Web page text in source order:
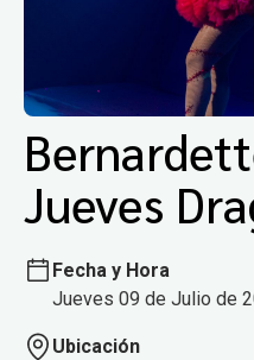
Jueves
Fecha y Hora
Jueves 09 de Julio de
Ubicación